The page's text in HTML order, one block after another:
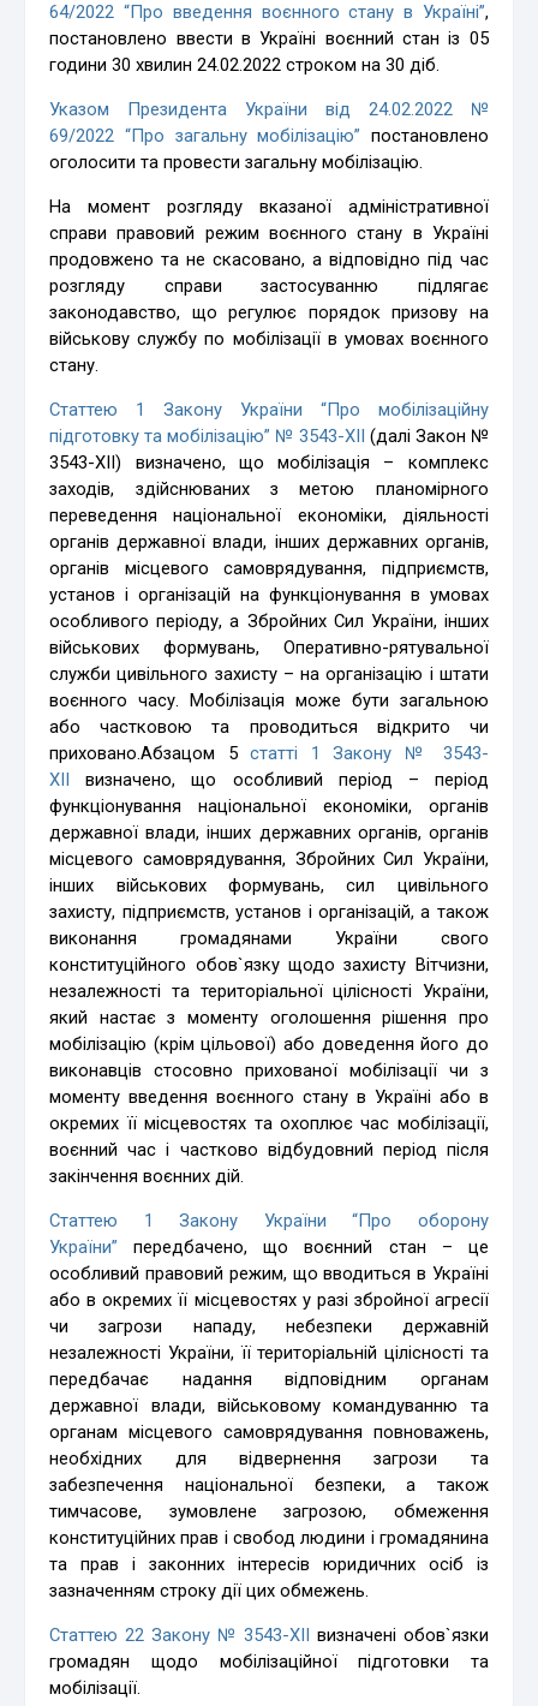
64/2022 “Про введення воєнного стану в Україні”,
постановлено ввести в Україні воєнний стан із 05
години 30 хвилин 24.02.2022 строком на 30 діб.
Указом Президента України від 24.02.2022 №
69/2022 “Про загальну мобілізацію” постановлено
оголосити та провести загальну мобілізацію.
На момент розгляду вказаної адміністративної
справи правовий режим воєнного стану в Україні
продовжено та не скасовано, а відповідно під час
розгляду справи застосуванню підлягає
законодавство, що регулює порядок призову на
військову службу по мобілізації в умовах воєнного
стану.
Статтею 1 Закону України “Про мобілізаційну
підготовку та мобілізацію” № 3543-XII (далі Закон №
3543-XII) визначено, що мобілізація – комплекс
заходів, здійснюваних з метою планомірного
переведення національної економіки, діяльності
органів державної влади, інших державних органів,
органів місцевого самоврядування, підприємств,
установ і організацій на функціонування в умовах
особливого періоду, а Збройних Сил України, інших
військових формувань, Оперативно-рятувальної
служби цивільного захисту – на організацію і штати
воєнного часу. Мобілізація може бути загальною
або частковою та проводиться відкрито чи
приховано.Абзацом 5статті 1 Закону № 3543-
XII визначено, що особливий період – період
функціонування національної економіки, органів
державної влади, інших державних органів, органів
місцевого самоврядування, Збройних Сил України,
інших військових формувань, сил цивільного
захисту, підприємств, установ і організацій, а також
виконання громадянами України свого
конституційного обов`язку щодо захисту Вітчизни,
незалежності та територіальної цілісності України,
який настає з моменту оголошення рішення про
мобілізацію (крім цільової) або доведення його до
виконавців стосовно прихованої мобілізації чи з
моменту введення воєнного стану в Україні або в
окремих її місцевостях та охоплює час мобілізації,
воєнний час і частково відбудовний період після
закінчення воєнних дій.
Статтею 1 Закону України “Про оборону
України” передбачено, що воєнний стан – це
особливий правовий режим, що вводиться в Україні
або в окремих її місцевостях у разі збройної агресії
чи загрози нападу, небезпеки державній
незалежності України, її територіальній цілісності та
передбачає надання відповідним органам
державної влади, військовому командуванню та
органам місцевого самоврядування повноважень,
необхідних для відвернення загрози та
забезпечення національної безпеки, а також
тимчасове, зумовлене загрозою, обмеження
конституційних прав і свобод людини і громадянина
та прав і законних інтересів юридичних осіб із
зазначенням строку дії цих обмежень.
Статтею 22 Закону № 3543-XII визначені обов`язки
громадян щодо мобілізаційної підготовки та
мобілізації.